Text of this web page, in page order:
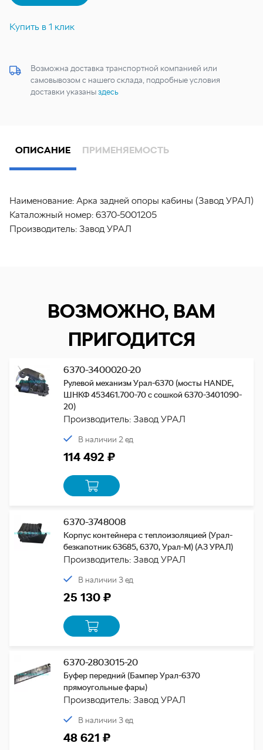
Купить в 1 клик
Возможна доставка транспортной компанией или
самовывозом с нашего склада, подробные условия
доставки указаныздесь
ОПИСАНИЕ ПРИМЕНЯЕМОСТЬ
Наименование: Арка задней опоры кабины (Завод УРАЛ)
Каталожный номер: 6370-5001205
Производитель: Завод УРАЛ
ВОЗМОЖНО, ВАМ
ПРИГОДИТСЯ
6370-3400020-20
Рулевой механизм Урал-6370 (мосты HANDE,
ШНКФ 453461.700-70 с сошкой 6370-3401090-
20)
Производитель: Завод УРАЛ
В наличии 2 ед
114 492 ₽
6370-3748008
Корпус контейнера с теплоизоляцией (Урал-
безкапотник 63685, 6370, Урал-М) (АЗ УРАЛ)
Производитель: Завод УРАЛ
В наличии 3 ед
25 130 ₽
6370-2803015-20
Буфер передний (Бампер Урал-6370
прямоугольные фары)
Производитель: Завод УРАЛ
В наличии 3 ед
48 621 ₽